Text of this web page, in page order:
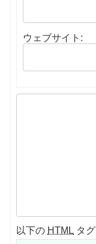
ウェブサイト:
以下の HTML タ